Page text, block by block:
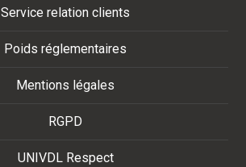
Service relation clients
Poids réglementaires
Mentions légales
RGPD
UNIVDL Respect